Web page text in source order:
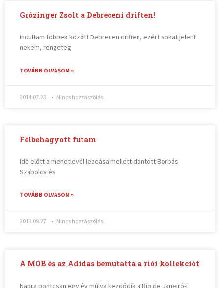
Grózinger Zsolt a Debreceni driften!
Indultam többek között Debrecen driften, ezért sokat jelent
nekem, rengeteg
TOVÁBB OLVASOM »
2014.07.23. Nincs hozzászólás
Félbehagyott futam
Idő előtt a menetlevél leadása mellett döntött Borbás
Szabolcs és
TOVÁBB OLVASOM »
2013.09.27. Nincs hozzászólás
A MOB és az Adidas bemutatta a riói kollekciót
Napra pontosan egy év múlva kezdődik a Rio de Janeiró-i